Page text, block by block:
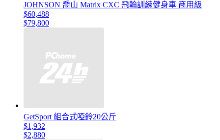
JOHNSON 喬山 Matrix CXC 飛輪訓練健身車 商用級
$60,488
$79,800
GetSport 組合式啞鈴20公斤
$1,932
$2,880